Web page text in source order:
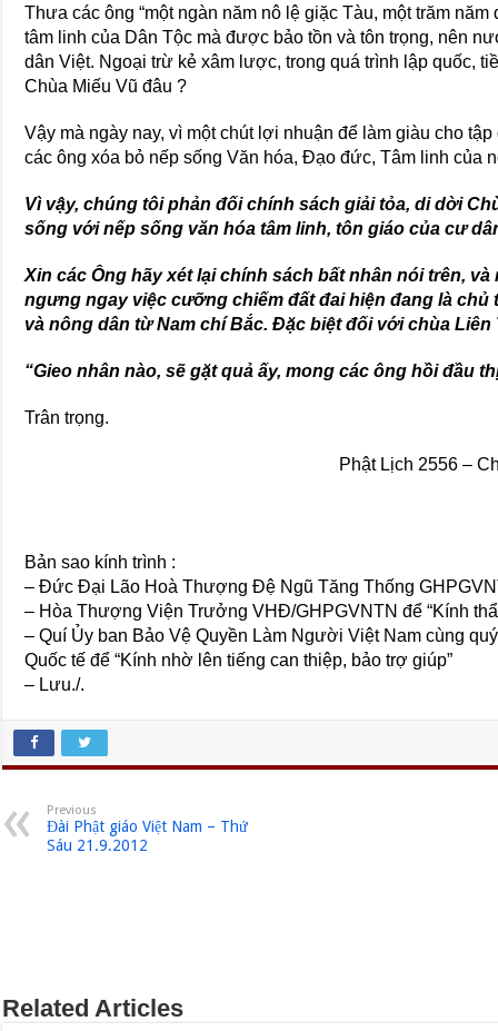
Thưa các ông “một ngàn năm nô lệ giặc Tàu, một trăm
tâm linh của Dân Tộc mà được bảo tồn và tôn trọng, nên
dân Việt. Ngoại trừ kẻ xâm lược, trong quá trình lập quốc,
Chùa Miếu Vũ đâu ?
Vậy mà ngày nay, vì một chút lợi nhuận để làm giàu cho
các ông xóa bỏ nếp sống Văn hóa, Đạo đức, Tâm linh của
Vì vậy, chúng tôi phản đối chính sách giải tỏa, di dời
sống với nếp sống văn hóa tâm linh, tôn giáo của cư
Xin các Ông hãy xét lại chính sách bất nhân nói trên,
ngưng ngay việc cưỡng chiếm đất đai hiện đang là chủ
và nông dân từ Nam chí Bắc. Đặc biệt đối với chùa Liên
“Gieo nhân nào, sẽ gặt quả ấy, mong các ông hồi đầu
Trân trọng.
Phật Lịch 2556 –
Bản sao kính trình :
– Đức Đại Lão Hoà Thượng Đệ Ngũ Tăng Thống
– Hòa Thượng Viện Trưởng VHĐ/GHPGVNTN để “Kính
– Quí Ủy ban Bảo Vệ Quyền Làm Người Việt Nam cùng
Quốc tế để “Kính nhờ lên tiếng can thiệp, bảo trợ giúp”
– Lưu./.
Previous
Đài Phật giáo Việt Nam – Thứ
Sáu 21.9.2012
Related Articles